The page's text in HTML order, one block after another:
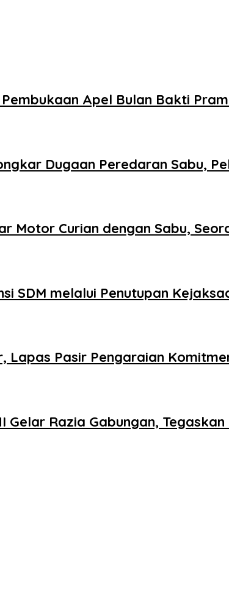
Apel Bulan Bakti
Dugaan Peredaran Sabu,
Motor Curian dengan Sabu,
SDM melalui Penutupan
Lapas Pasir Pengaraian
Gelar Razia Gabungan,